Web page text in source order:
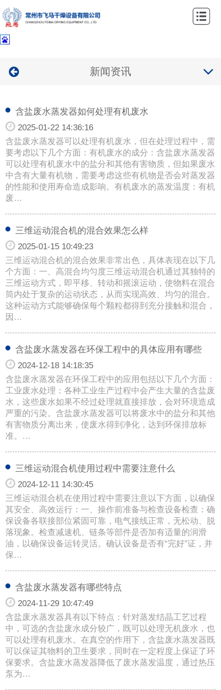
网
站
关
心
中
心
闻
资
讯
联
系
们
新闻资讯
含盐废水蒸发器如何处理有机废水
2025-01-22 14:36:16
含盐废水蒸发器可以处理有机废水，但在处理过程中，需
要考虑以下几个方面：有机废水的成分：含盐废水蒸发器
可以处理有机废水中的盐分和其他有害物质，但如果废水
中含有大量有机物，需要考虑这些有机物是否会对蒸发器
的性能和使用寿命造成影响。有机废水的蒸发温度：有机
废…
三维运动混合机的混合效果怎么样
2025-01-15 10:49:23
三维运动混合机的混合效果非常出色，具体表现在以下几
个方面：一、高混合均匀度三维运动混合机通过其独特的
三维运动方式，即平移、转动和摇滚运动，使物料在混合
筒内处于复杂的运动状态，从而实现高效、均匀的混合。
这种运动方式能够确保每个颗粒都得到充分接触和混合，
因…
含盐废水蒸发器在环保工程中的具体应用有哪些
2024-12-18 14:18:35
含盐废水蒸发器在环保工程中的应用包括以下几个方面：
工业废水处理：各种工业生产过程中会产生大量的含盐废
水，这些废水如果不经过处理就直接排放，会对环境造成
严重的污染。含盐废水蒸发器可以将废水中的盐分和其他
有害物质分离出来，使废水得到净化，达到环保排放标
准。…
三维运动混合机使用过程中需要注意什么
2024-12-11 14:30:45
三维运动混合机在使用过程中需要注意以下方面，以确保
其安全、高效运行：一、操作前准备与检查设备检查：确
保设备各联接部位紧固可靠，电气接线正常，无松动、脱
落现象。检查减速机、链条等部件是否加有适量的润滑
油，以确保设备运转灵活。确认设备是否有“完好”证，并
保…
含盐废水蒸发器有哪些特点
2024-11-29 10:47:49
含盐废水蒸发器具有以下特点：针对蒸发结晶工艺过程
中，可选的含盐废水成分较广，既可以处理无机废水，也
可以处理有机废水。在真空的作用下，含盐废水蒸发器既
可以保证其物料的卫生要求，同时在一定程度上保证了环
保要求。含盐废水蒸发器降低了废水蒸发温度，通过热压
泵为…